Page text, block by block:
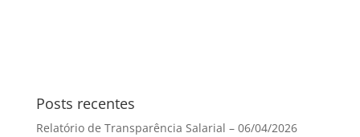
Posts recentes
Relatório de Transparência Salarial – 06/04/2026